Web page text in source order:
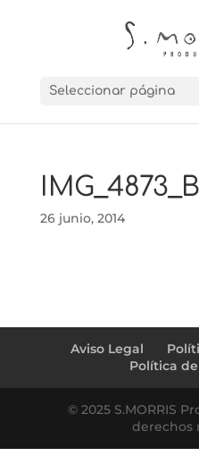
Seleccionar página
26 junio, 2014
Aviso Legal
Política
© 2025 S.MORRIS
derechos